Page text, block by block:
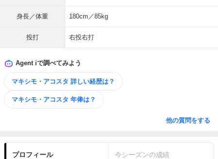
身長／体重 180cm／85kg
投打 右投右打
Agent iで調べてみよう
マキシモ・アコスタ 詳しい​経歴は？
マキシモ・アコスタ 年俸は？
他の質問をする
プロフィール 今シーズンの成績